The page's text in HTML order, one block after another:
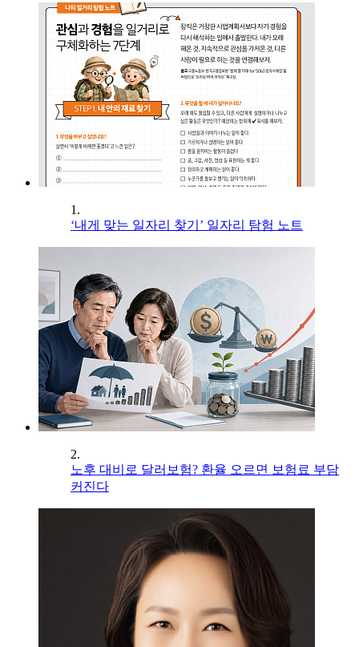
1.
‘내게 맞는 일자리 찾기’ 일자리 탐험 노트
2.
노후 대비로 달러보험? 환율 오르면 보험료 부담
커진다